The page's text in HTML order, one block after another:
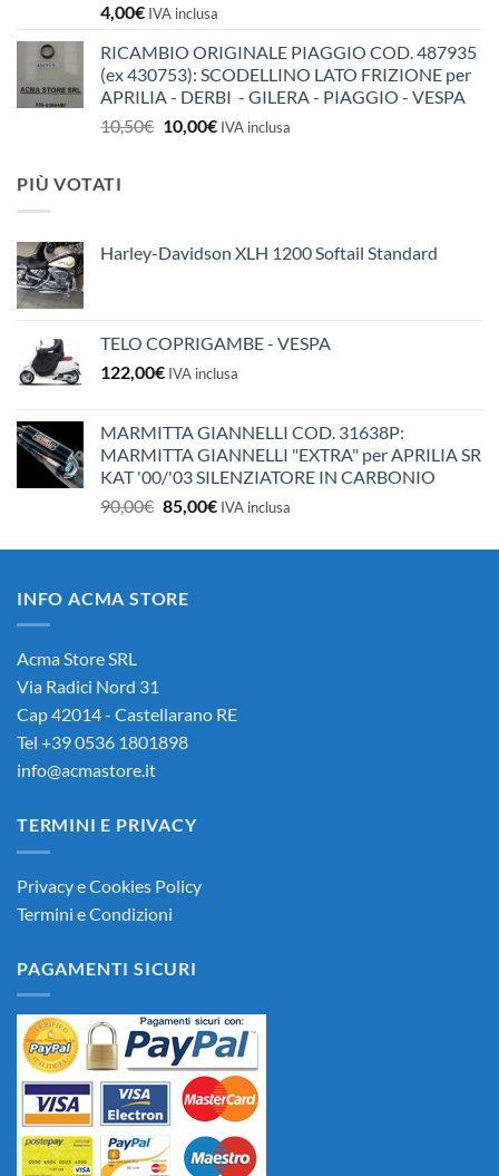
4,00€ IVA inclusa
RICAMBIO ORIGINALE PIAGGIO COD. 487935
(ex 430753): SCODELLINO LATO FRIZIONE per
APRILIA - DERBI - GILERA - PIAGGIO - VESPA
10,50€ Il
10,00€IlIVA inclusa
PIÙ VOTATI
Harley-Davidson XLH 1200 Softail Standard
TELO COPRIGAMBE - VESPA
122,00€ IVA inclusa
MARMITTA GIANNELLI COD. 31638P:
MARMITTA GIANNELLI "EXTRA" per APRILIA SR
KAT '00/'03 SILENZIATORE IN CARBONIO
90,00€ Il
originale
90,00€.
85,00€Il
attuale
IVA inclusa
INFO ACMA STORE
Acma Store SRL
Via Radici Nord 31
Cap 42014 - Castellarano RE
Tel +39 0536 1801898
info@acmastore.it
TERMINI E PRIVACY
Privacy e Cookies Policy
Termini e Condizioni
PAGAMENTI SICURI